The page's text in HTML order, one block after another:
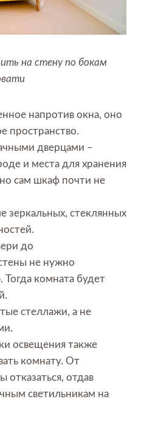
на стену по бокам
напротив окна, оно
пространство.
дверцами –
и места для хранения
сам шкаф почти не
зеркальных, стеклянных
до
не нужно
Тогда комната будет
стеллажи, а не
освещения также
комнату. От
отказаться, отдав
светильникам на